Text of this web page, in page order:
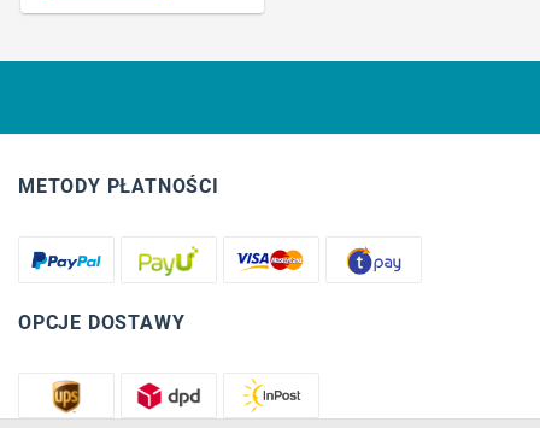
METODY PŁATNOŚCI
OPCJE DOSTAWY